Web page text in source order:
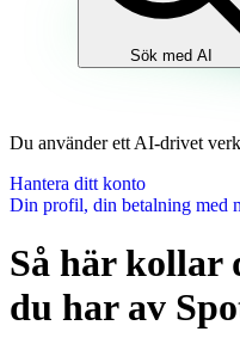
Sök med AI
Du använder ett AI‑drivet
Hantera ditt konto
Din profil, din betalning med
Så här kollar
du har av